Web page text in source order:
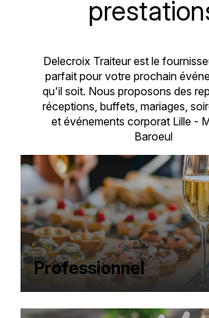
Delecroix Traiteur est le
parfait pour votre prochain
qu'il soit. Nous proposons des
réceptions, buffets, mariages,
et événements corporat Lille -
Baroeul
Professionnel